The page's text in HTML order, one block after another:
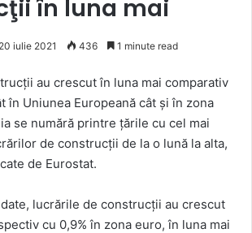
în luna mai
20 iulie 2021 436 1 minute read
au crescut în luna mai comparativ
în Uniunea Europeană cât şi în zona
se numără printre ţările cu cel mai
de construcţii de la o lună la alta,
de Eurostat.
lucrările de construcţii au crescut
cu 0,9% în zona euro, în luna mai